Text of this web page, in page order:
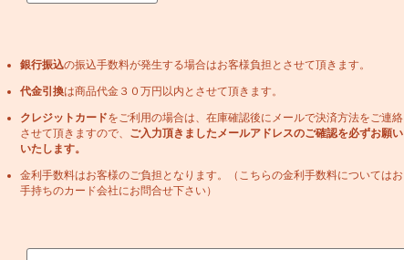
銀行振込の振込手数料が発生する場合はお客様負担とさせて頂きます。
代金引換は商品代金３０万円以内とさせて頂きます。
クレジットカードをご利用の場合は、在庫確認後にメールで決済方法をご連絡
させて頂きますので、 ご入力頂きましたメールアドレスのご確認を必ずお願い
いたします。
金利手数料はお客様のご負担となります。（こちらの金利手数料についてはお
手持ちのカード会社にお問合せ下さい）